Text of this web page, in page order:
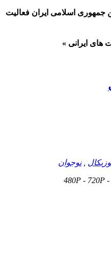
جمهوری اسلامی ایران فعالیت
های ایرانی »
,نوجوان
480P - 720P